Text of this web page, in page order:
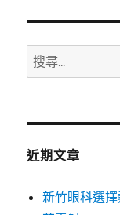
搜
尋
鍵
近期文章
新竹眼科選